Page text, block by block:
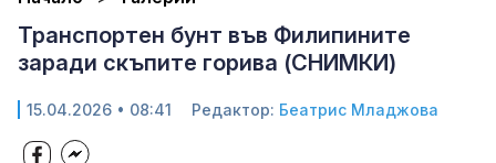
Транспортен бунт във Филипините
заради скъпите горива (СНИМКИ)
15.04.2026 • 08:41 Редактор: Беатрис Младжова